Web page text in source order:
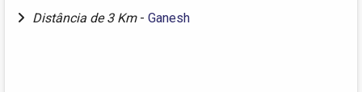
Distância de 3 Km - Ganesh